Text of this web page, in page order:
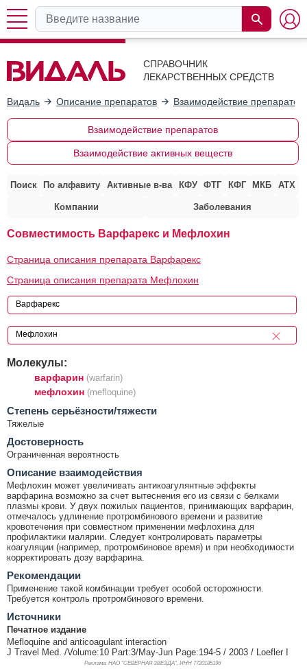
СПРАВОЧНИК
ЛЕКАРСТВЕННЫХ СРЕДСТВ
Видаль Описание препаратов Взаимодействие препаратов
Взаимодействие препаратов
Взаимодействие активных веществ
Поиск По алфавиту Активные в-ва КФУ ФТГ КФГ МКБ АТХ
Компании Заболевания
Совместимость Варфарекс и Мефлохин
Страница описания препарата Варфарекс
Страница описания препарата Мефлохин
Молекулы:
варфарин (warfarin)
мефлохин (mefloquine)
Cтепень серьёзности/тяжести
Тяжелые
Достоверность
Ограниченная вероятность
Описание взаимодействия
Мефлохин может увеличивать антикоагулянтные эффекты
варфарина возможно за счет вытеснения его из связи с белками
плазмы крови. У двух пожилых пациентов, принимающих варфарин,
отмечалось удлинение протромбинового времени и развитие
кровотечения при совместном применении мефлохина для
профилактики малярии. Следует контролировать параметры
коагуляции (например, протромбиновое время) и при необходимости
корректировать дозу варфарина.
Рекомендации
Применение такой комбинации требует особой осторожности.
Требуется контроль протромбинового времени.
Источники
Печатное издание
Mefloquine and anticoagulant interaction
J Travel Med. /Volume:10 Part:3/May-Jun Page:194-5 / 2003 / Loefler I
Реклама. НАО "СЕВЕРНАЯ ЗВЕЗДА", ИНН 7720185196